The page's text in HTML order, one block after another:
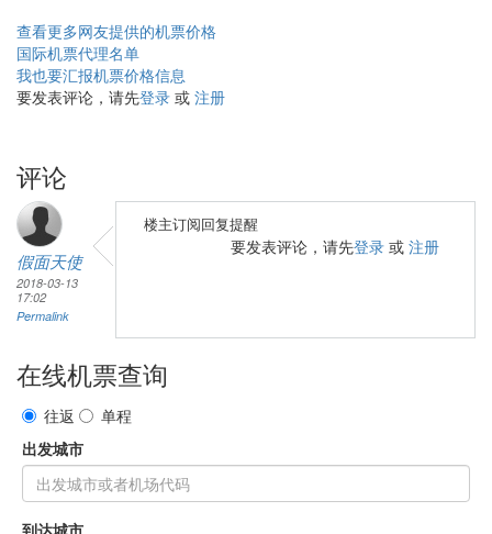
查看更多网友提供的机票价格
国际机票代理名单
我也要汇报机票价格信息
要发表评论，请先登录 或 注册
评论
假面天使
2018-03-13
17:02
Permalink
楼主订阅回复提醒
要发表评论，请先登录 或 注册
在线机票查询
往返
单程
出发城市